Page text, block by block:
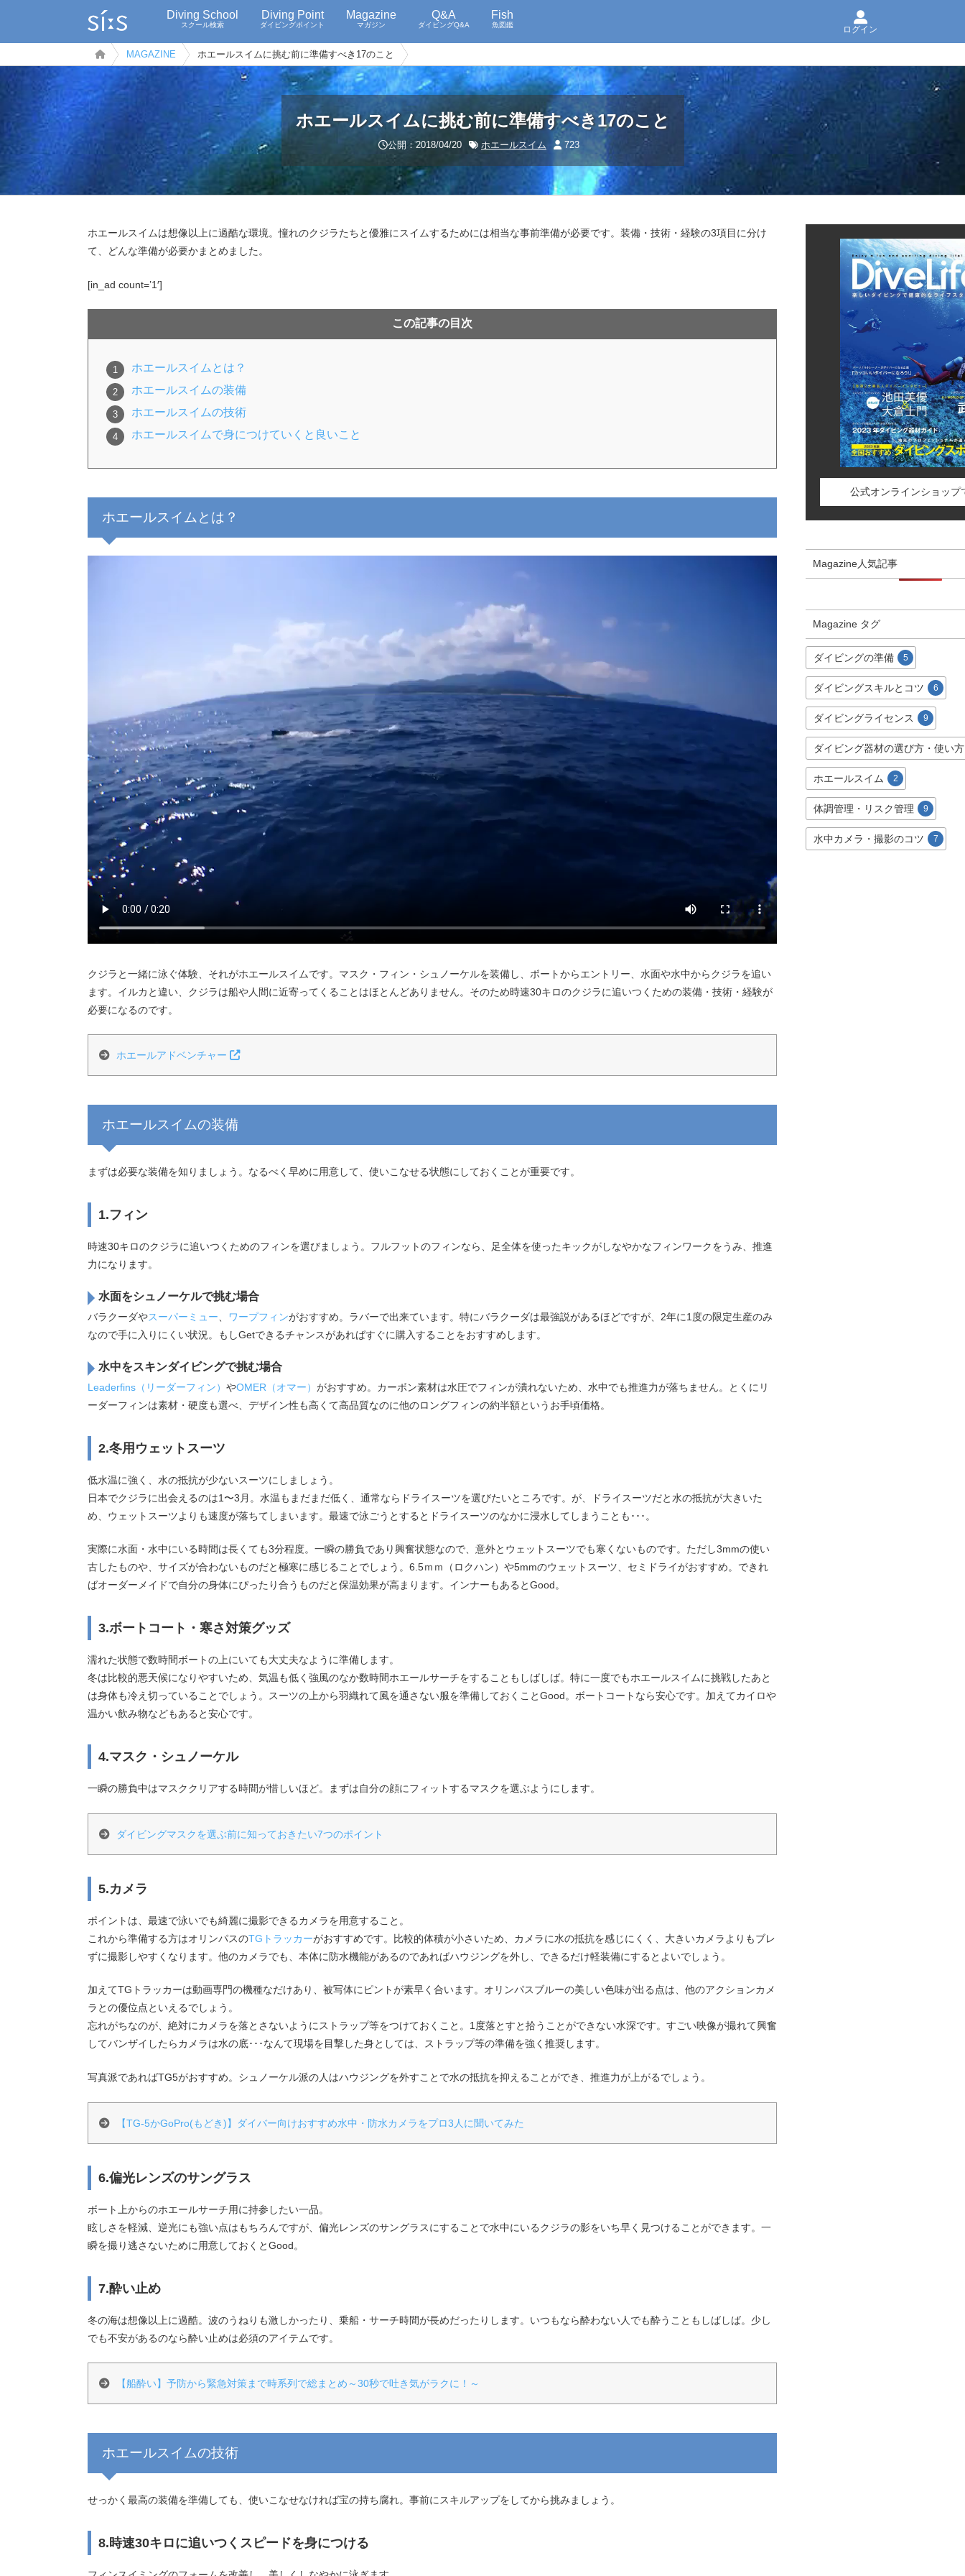
Diving School
スクール検索
Diving Point
ダイビングポイント
Magazine
マガジン
Q&A
ダイビングQ&A
Fish
魚図鑑 ログイン
MAGAZINE ホエールスイムに挑む前に準備すべき17のこと
ホエールスイムに挑む前に準備すべき17のこと
公開：2018/04/20 ホエールスイム 723
ホエールスイムは想像以上に過酷な環境。憧れのクジラたちと優雅にスイムするためには相当な事前準備が必要です。装備・技術・経験の3項目に分け
て、どんな準備が必要かまとめました。
[in_ad count=’1′]
この記事の目次
ホエールスイムとは？
ホエールスイムの装備
ホエールスイムの技術
ホエールスイムで身につけていくと良いこと
ホエールスイムとは？
クジラと一緒に泳ぐ体験、それがホエールスイムです。マスク・フィン・シュノーケルを装備し、ボートからエントリー、水面や水中からクジラを追い
ます。イルカと違い、クジラは船や人間に近寄ってくることはほとんどありません。そのため時速30キロのクジラに追いつくための装備・技術・経験が
必要になるのです。
ホエールアドベンチャー
ホエールスイムの装備
まずは必要な装備を知りましょう。なるべく早めに用意して、使いこなせる状態にしておくことが重要です。
1.フィン
時速30キロのクジラに追いつくためのフィンを選びましょう。フルフットのフィンなら、足全体を使ったキックがしなやかなフィンワークをうみ、推進
力になります。
水面をシュノーケルで挑む場合
バラクーダやスーパーミュー ワープフィンがおすすめ。ラバーで出来ています。特にバラクーダは最強説があるほどですが、2年に1度の限定生産のみ
なので手に入りにくい状況。もしGetできるチャンスがあればすぐに購入することをおすすめします。
水中をスキンダイビングで挑む場合
Leaderfins（リーダーフィン） やOMER（オマー） がおすすめ。カーボン素材は水圧でフィンが潰れないため、水中でも推進力が落ちません。とくにリ
ーダーフィンは素材・硬度も選べ、デザイン性も高くて高品質なのに他のロングフィンの約半額というお手頃価格。
2.冬用ウェットスーツ
低水温に強く、水の抵抗が少ないスーツにしましょう。
日本でクジラに出会えるのは1〜3月。水温もまだまだ低く、通常ならドライスーツを選びたいところです。が、ドライスーツだと水の抵抗が大きいた
め、ウェットスーツよりも速度が落ちてしまいます。最速で泳ごうとするとドライスーツのなかに浸水してしまうことも･･･。
実際に水面・水中にいる時間は長くても3分程度。一瞬の勝負であり興奮状態なので、意外とウェットスーツでも寒くないものです。ただし3mmの使い
古したものや、サイズが合わないものだと極寒に感じることでしょう。6.5ｍｍ（ロクハン）や5mmのウェットスーツ、セミドライがおすすめ。できれ
ばオーダーメイドで自分の身体にぴったり合うものだと保温効果が高まります。インナーもあるとGood。
3.ボートコート・寒さ対策グッズ
濡れた状態で数時間ボートの上にいても大丈夫なように準備します。
冬は比較的悪天候になりやすいため、気温も低く強風のなか数時間ホエールサーチをすることもしばしば。特に一度でもホエールスイムに挑戦したあと
は身体も冷え切っていることでしょう。スーツの上から羽織れて風を通さない服を準備しておくことGood。ボートコートなら安心です。加えてカイロや
温かい飲み物などもあると安心です。
4.マスク・シュノーケル
一瞬の勝負中はマスククリアする時間が惜しいほど。まずは自分の顔にフィットするマスクを選ぶようにします。
ダイビングマスクを選ぶ前に知っておきたい7つのポイント
5.カメラ
ポイントは、最速で泳いでも綺麗に撮影できるカメラを用意すること。
これから準備する方はオリンパスのTGトラッカーがおすすめです。比較的体積が小さいため、カメラに水の抵抗を感じにくく、大きいカメラよりもブレ
ずに撮影しやすくなります。他のカメラでも、本体に防水機能があるのであればハウジングを外し、できるだけ軽装備にするとよいでしょう。
加えてTGトラッカーは動画専門の機種なだけあり、被写体にピントが素早く合います。オリンパスブルーの美しい色味が出る点は、他のアクションカメ
ラとの優位点といえるでしょう。
忘れがちなのが、絶対にカメラを落とさないようにストラップ等をつけておくこと。1度落とすと拾うことができない水深です。すごい映像が撮れて興奮
してバンザイしたらカメラは水の底･･･なんて現場を目撃した身としては、ストラップ等の準備を強く推奨します。
写真派であればTG5がおすすめ。シュノーケル派の人はハウジングを外すことで水の抵抗を抑えることができ、推進力が上がるでしょう。
【TG-5かGoPro(もどき)】ダイバー向けおすすめ水中・防水カメラをプロ3人に聞いてみた
6.偏光レンズのサングラス
ボート上からのホエールサーチ用に持参したい一品。
眩しさを軽減、逆光にも強い点はもちろんですが、偏光レンズのサングラスにすることで水中にいるクジラの影をいち早く見つけることができます。一
瞬を撮り逃さないために用意しておくとGood。
7.酔い止め
冬の海は想像以上に過酷。波のうねりも激しかったり、乗船・サーチ時間が長めだったりします。いつもなら酔わない人でも酔うこともしばしば。少し
でも不安があるのなら酔い止めは必須のアイテムです。
【船酔い】予防から緊急対策まで時系列で総まとめ～30秒で吐き気がラクに！～
ホエールスイムの技術
せっかく最高の装備を準備しても、使いこなせなければ宝の持ち腐れ。事前にスキルアップをしてから挑みましょう。
8.時速30キロに追いつくスピードを身につける
公式オンラインショップ
Magazine人気記事
Magazine タグ
ダイビングの準備 5
ダイビングスキルとコツ 6
ダイビングライセンス 9
ダイビング器材の選び方・使い方
ホエールスイム 2
体調管理・リスク管理 9
水中カメラ・撮影のコツ 7